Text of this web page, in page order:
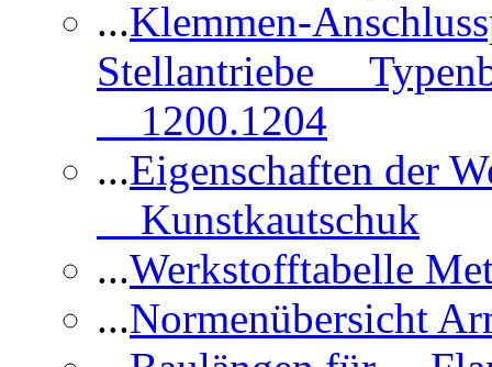
...Klemmen-
Stellantriebe
1200.1204
...Eigenschaften der
Kunstkautschuk
...Werkstofftabelle
...Normenübersicht